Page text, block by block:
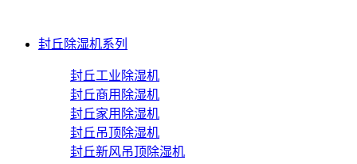
封丘除湿机系列
封丘工业除湿机
封丘商用除湿机
封丘家用除湿机
封丘吊顶除湿机
封丘新风吊顶除湿机